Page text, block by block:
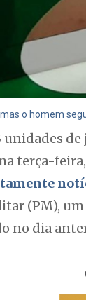
o homem
de
terça-feira,
(PM),
no dia